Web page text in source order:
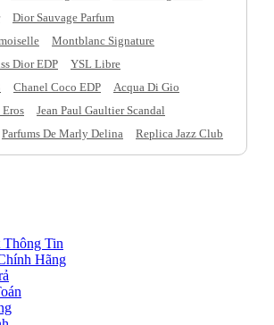
Dior Sauvage Parfum
Montblanc Signature
Dior EDP
YSL Libre
Chanel Coco EDP
Acqua Di Gio
Eros
Jean Paul Gaultier Scandal
Parfums De Marly Delina Replica Jazz Club
Thông Tin
Hãng